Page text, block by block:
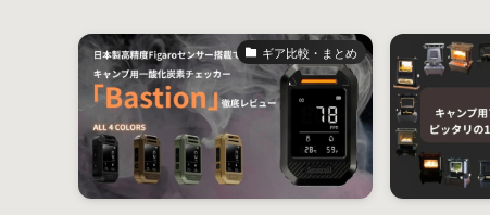
ギア比較・まとめ